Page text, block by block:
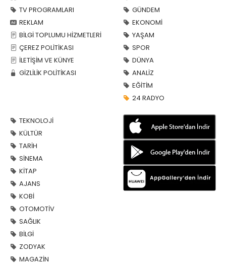
TV PROGRAMLARI
REKLAM
BİLGİ TOPLUMU HİZMETLERİ
ÇEREZ POLİTİKASI
İLETİŞİM VE KÜNYE
GİZLİLİK POLİTİKASI
GÜNDEM
EKONOMİ
YAŞAM
SPOR
DÜNYA
ANALİZ
EĞİTİM
24 RADYO
TEKNOLOJİ
KÜLTÜR
TARİH
SİNEMA
KİTAP
AJANS
KOBİ
OTOMOTİV
SAĞLIK
BİLGİ
ZODYAK
MAGAZİN